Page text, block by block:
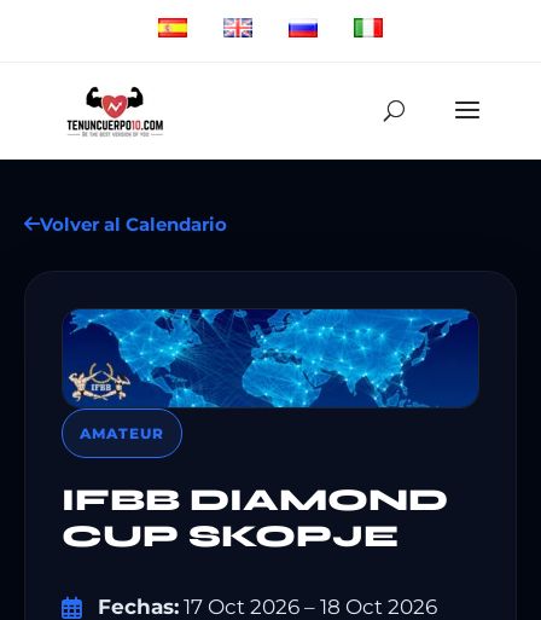
Volver al Calendario
AMATEUR
IFBB DIAMOND
CUP SKOPJE
Fechas: 17 Oct 2026 – 18 Oct 2026